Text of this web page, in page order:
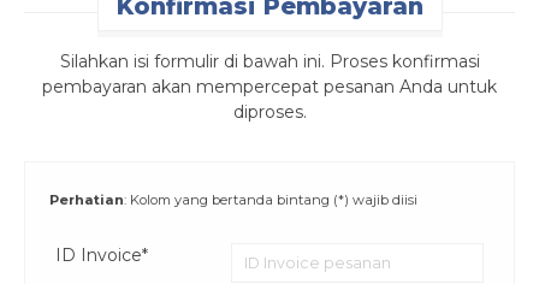
Konfirmasi Pembayaran
Silahkan isi formulir di bawah ini. Proses konfirmasi
pembayaran akan mempercepat pesanan Anda untuk
diproses.
Perhatian: Kolom yang bertanda bintang (*) wajib diisi
ID Invoice*